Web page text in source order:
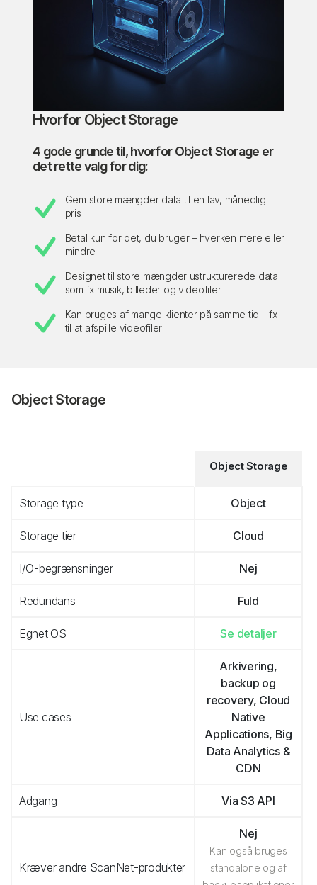
Hvorfor Object Storage
4 gode grunde til, hvorfor Object Storage er
det rette valg for dig:
Gem store mængder data til en lav, månedlig
pris
Betal kun for det, du bruger – hverken mere eller
mindre
Designet til store mængder ustrukturerede data
som fx musik, billeder og videofiler
Kan bruges af mange klienter på samme tid – fx
til at afspille videofiler
Object Storage
Object Storage
Storage type Object
Storage tier Cloud
I/O-begrænsninger Nej
Redundans Fuld
Egnet OS Se detaljer
Use cases
Arkivering,
backup og
recovery, Cloud
Native
Applications, Big
Data Analytics &
CDN
Adgang Via S3 API
Kræver andre ScanNet-produkter
Nej
Kan også bruges
standalone og af